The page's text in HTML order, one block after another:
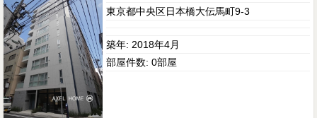
東京都中央区日本橋大伝馬町9-3
築年: 2018年4月
部屋件数: 0部屋